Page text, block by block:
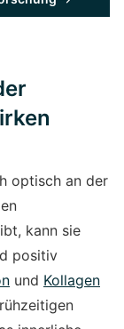
optisch an der
kann sie
positiv
und Kollagen